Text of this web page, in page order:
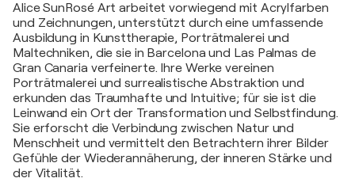
Alice SunRosé Art arbeitet vorwiegend mit Acrylfarben
und Zeichnungen, unterstützt durch eine umfassende
Ausbildung in Kunsttherapie, Porträtmalerei und
Maltechniken, die sie in Barcelona und Las Palmas de
Gran Canaria verfeinerte. Ihre Werke vereinen
Porträtmalerei und surrealistische Abstraktion und
erkunden das Traumhafte und Intuitive; für sie ist die
Leinwand ein Ort der Transformation und Selbstfindung.
Sie erforscht die Verbindung zwischen Natur und
Menschheit und vermittelt den Betrachtern ihrer Bilder
Gefühle der Wiederannäherung, der inneren Stärke und
der Vitalität.